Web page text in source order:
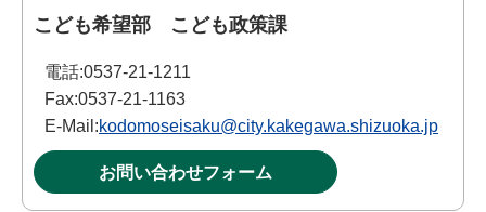
こども希望部 こども政策課
電話:0537-21-1211
Fax:0537-21-1163
E-Mail:kodomoseisaku@city.kakegawa.shizuoka.jp
お問い合わせフォーム